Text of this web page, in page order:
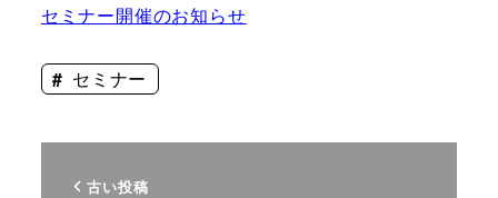
セミナー開催のお知らせ
セミナー
古い投稿